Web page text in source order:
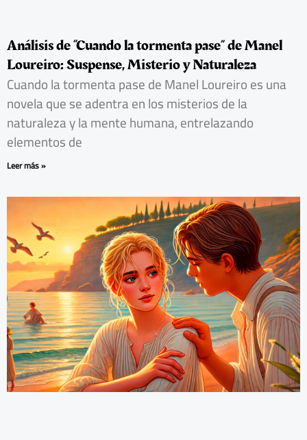
Análisis de “Cuando la tormenta pase” de Manel
Loureiro: Suspense, Misterio y Naturaleza
Cuando la tormenta pase de Manel Loureiro es una
novela que se adentra en los misterios de la
naturaleza y la mente humana, entrelazando
elementos de
Leer más »